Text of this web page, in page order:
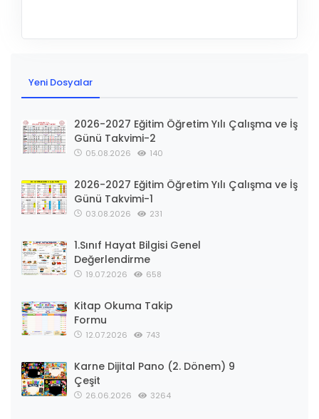
Yeni Dosyalar
2026-2027 Eğitim Öğretim Yılı Çalışma ve İş
Günü Takvimi-2
05.08.2026 140
2026-2027 Eğitim Öğretim Yılı Çalışma ve İş
Günü Takvimi-1
03.08.2026 231
1.Sınıf Hayat Bilgisi Genel
Değerlendirme
19.07.2026 658
Kitap Okuma Takip
Formu
12.07.2026 743
Karne Dijital Pano (2. Dönem) 9
Çeşit
26.06.2026 3264